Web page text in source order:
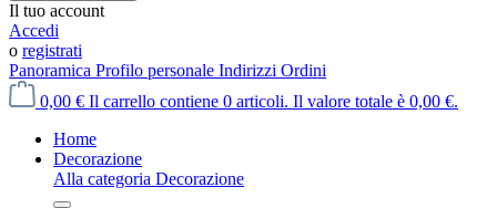
Il tuo account
Accedi
o registrati
Panoramica Profilo personale Indirizzi Ordini
0,00 € Il carrello contiene 0 articoli. Il valore totale è 0,00 €.
Home
Decorazione
Alla categoria Decorazione